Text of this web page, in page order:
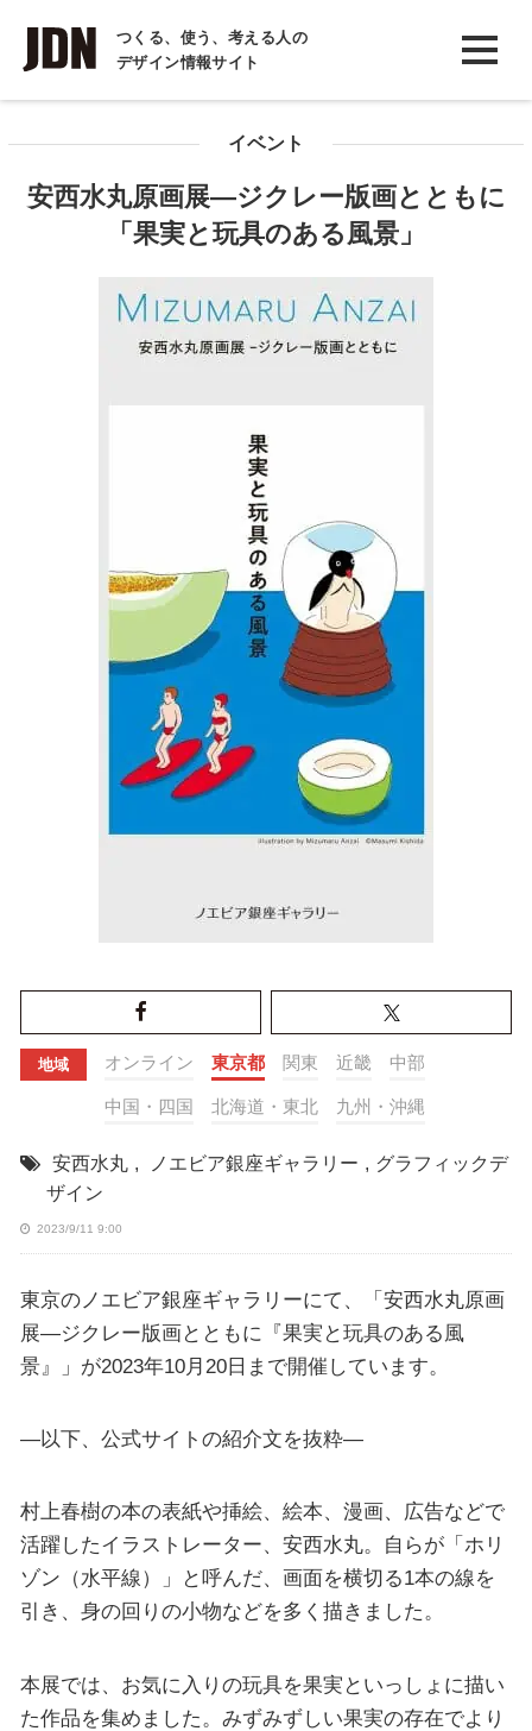
つくる、使う、考える人の
デザイン情報サイト
INTERVIEW
インタビュー
COLUMN
イベント
安西水丸原画展―ジクレー版画とともに
「果実と玩具のある風景」
地域 オンライン 東京都 関東 近畿 中部
中国・四国 北海道・東北 九州・沖縄
安西水丸 , ノエビア銀座ギャラリー , グラフィックデ
ザイン
2023/9/11 9:00
東京のノエビア銀座ギャラリーにて、「安西水丸原画
展―ジクレー版画とともに『果実と玩具のある風
景』」が2023年10月20日まで開催しています。
—以下、公式サイトの紹介文を抜粋—
村上春樹の本の表紙や挿絵、絵本、漫画、広告などで
活躍したイラストレーター、安西水丸。自らが「ホリ
ゾン（水平線）」と呼んだ、画面を横切る1本の線を
引き、身の回りの小物などを多く描きました。
本展では、お気に入りの玩具を果実といっしょに描い
た作品を集めました。みずみずしい果実の存在でより